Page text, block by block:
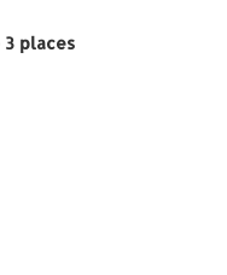
places